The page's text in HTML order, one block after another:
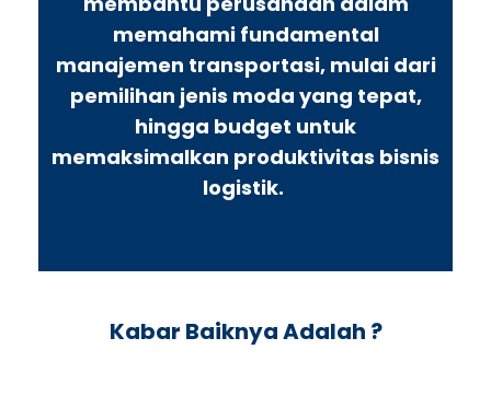
memahami fundamental
manajemen transportasi, mulai dari
pemilihan jenis moda yang tepat,
hingga budget untuk
memaksimalkan produktivitas bisnis
logistik.
Kabar Baiknya Adalah ?